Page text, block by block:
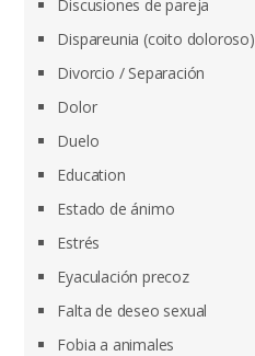
Discusiones de pareja
Dispareunia (coito doloroso)
Divorcio / Separación
Dolor
Duelo
Education
Estado de ánimo
Estrés
Eyaculación precoz
Falta de deseo sexual
Fobia a animales